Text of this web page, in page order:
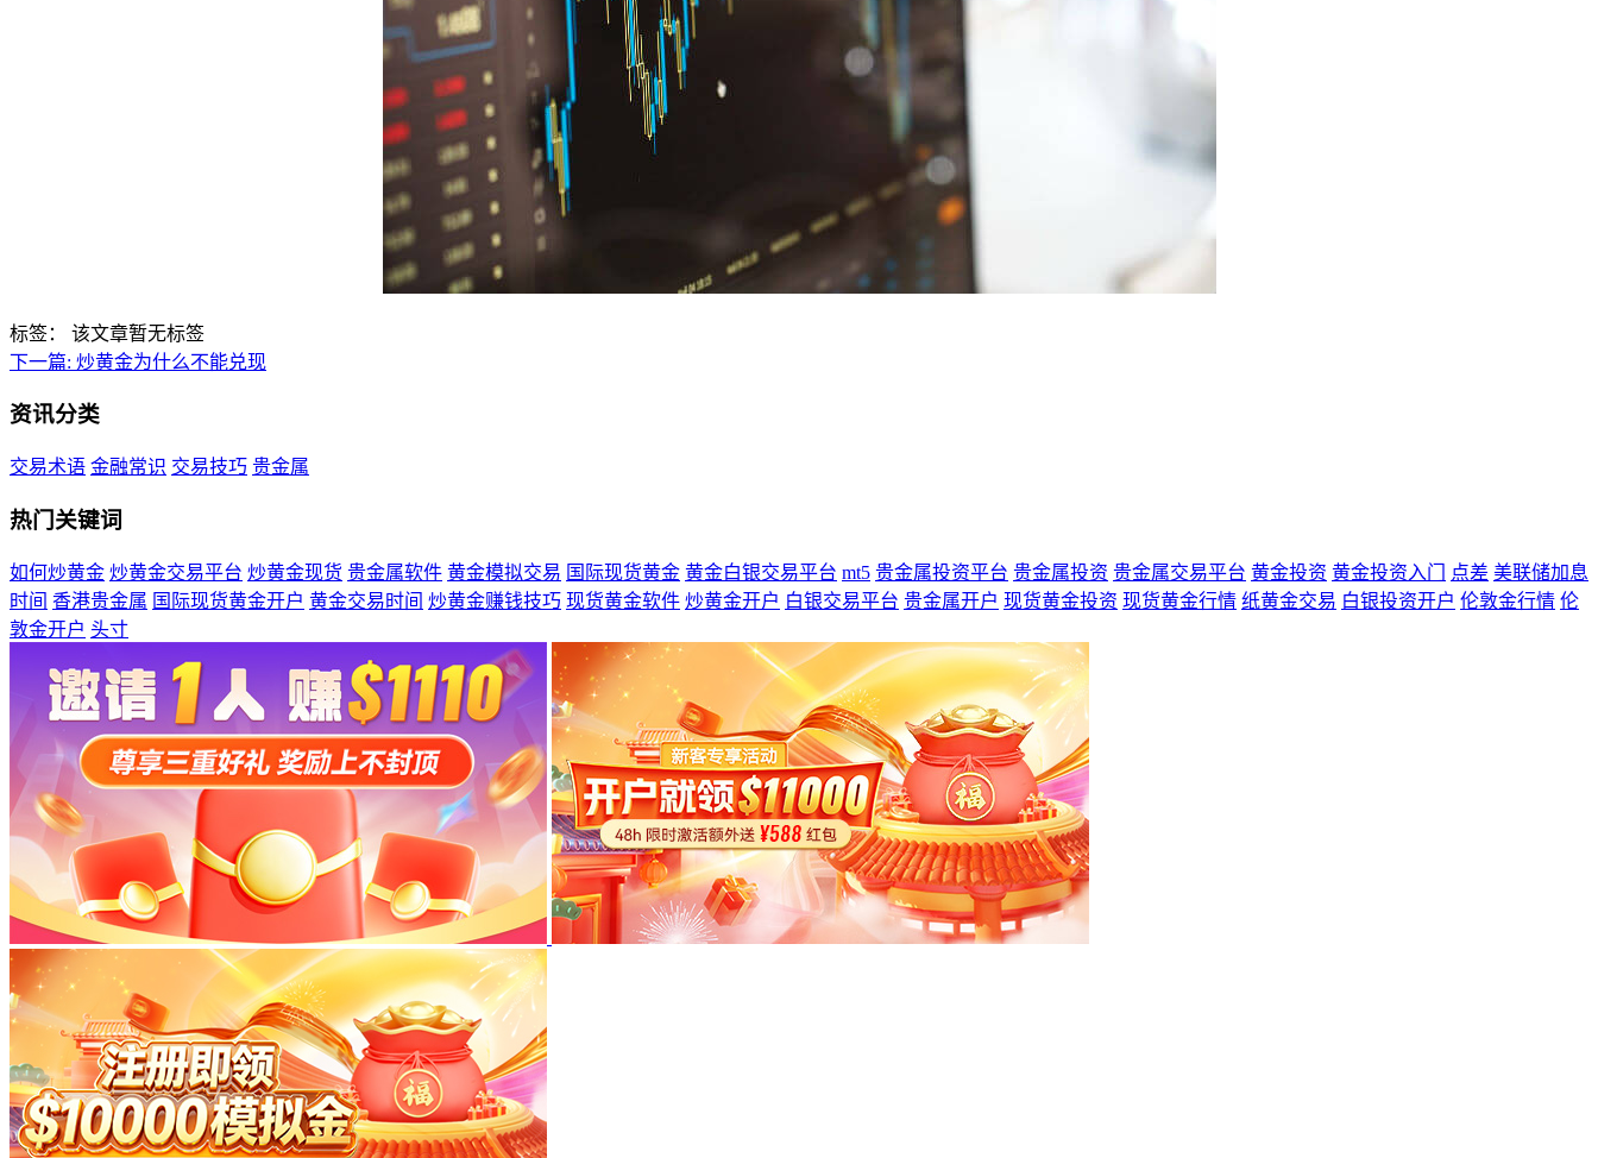
标签：
该文章暂无标签
下一篇: 炒黄金为什么不能兑现
资讯分类
交易术语 金融常识 交易技巧 贵金属
热门关键词
如何炒黄金 炒黄金交易平台 炒黄金现货 贵金属软件 黄金模拟交易 国际现货黄金 黄金白银交易平台 mt5 贵金属投资平台 贵金属投资 贵金属交易平台 黄金投资 黄金投资入门 点差 美联储加息
时间 香港贵金属 国际现货黄金开户 黄金交易时间 炒黄金赚钱技巧 现货黄金软件 炒黄金开户 白银交易平台 贵金属开户 现货黄金投资 现货黄金行情 纸黄金交易 白银投资开户 伦敦金行情 伦
敦金开户 头寸